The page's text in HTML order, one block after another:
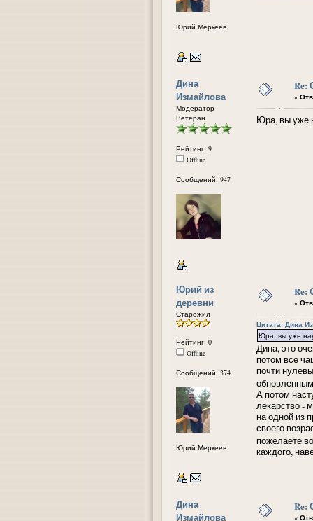
Юрий Меркеев
Дина
Измайлова
Модератор
Ветеран
Рейтинг: 9
Offline
Сообщений: 947
Re:
«
Юра, вы уже
Юрий из
деревни
Старожил
Рейтинг: 0
Offline
Сообщений: 374
Юрий Меркеев
Re:
«
Цитата: Дина
Юра, вы уже
Дина, это
потом все
почти
А потом
лекарство -
на одной из
своего
пожелаете
каждого,
Дина
Измайлова
Re:
«